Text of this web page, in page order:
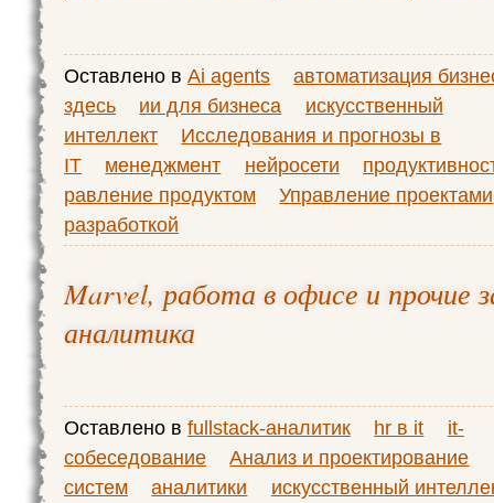
Оставлено в Ai agents
автоматизация
здесь
ии для бизнеса
искусственный
интеллект
Исследования и прогнозы в
IT
менеджмент нейросети
равление продуктом
Управление проектами
разработкой
Marvel, работа в офисе и прочие
аналитика
Оставлено в fullstack-аналитик hr в it
it-
собеседование
Анализ и проектирование
систем
аналитики
искусственный